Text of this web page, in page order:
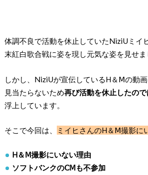
体調不良で活動を休止していたNiziUミイ
末紅白歌合戦に姿を現し元気な姿を見せま
しかし、NiziUが宣伝しているH＆Ⅿの動
見当たらないため再び活動を休止したの
浮上しています。
そこで今回は、 ミイヒさんのH＆Ⅿ撮影に
H＆Ⅿ撮影にいない理由
ソフトバンクのⅭⅯも不参加